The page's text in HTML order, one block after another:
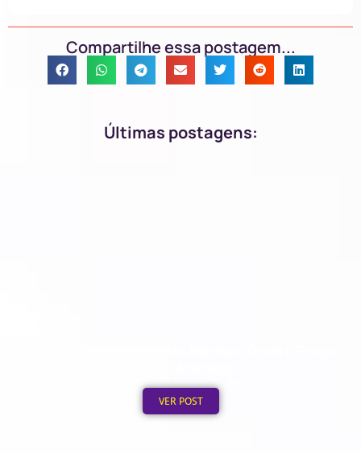
Compartilhe essa postagem...
Últimas postagens:
Publicado em: 7 de agosto de 2026
VER POST